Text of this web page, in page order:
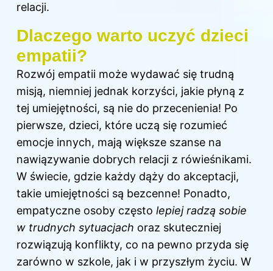
relacji.
Dlaczego warto uczyć dzieci
empatii?
Rozwój empatii może wydawać się trudną
misją, niemniej jednak korzyści, jakie płyną z
tej umiejętności, są nie do przecenienia! Po
pierwsze, dzieci, które uczą się rozumieć
emocje innych, mają większe szanse na
nawiązywanie dobrych relacji z rówieśnikami.
W świecie, gdzie każdy dąży do akceptacji,
takie umiejętności są bezcenne! Ponadto,
empatyczne osoby często lepiej radzą sobie
w trudnych sytuacjach oraz skuteczniej
rozwiązują konflikty, co na pewno przyda się
zarówno w szkole, jak i w przyszłym życiu. W